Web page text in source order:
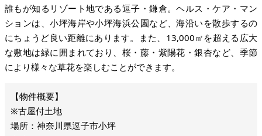
誰もが知るリゾート地である逗子・鎌倉。ヘルス・ケア・マン
ションは、小坪海岸や小坪海浜公園など、海沿いを散歩するの
にちょうど良い距離にあります。また、13,000㎡を超える広大
な敷地は緑に囲まれており、桜・藤・紫陽花・銀杏など、季節
により様々な草花を楽しむことができます。
※古屋付土地
場所：神奈川県逗子市小坪